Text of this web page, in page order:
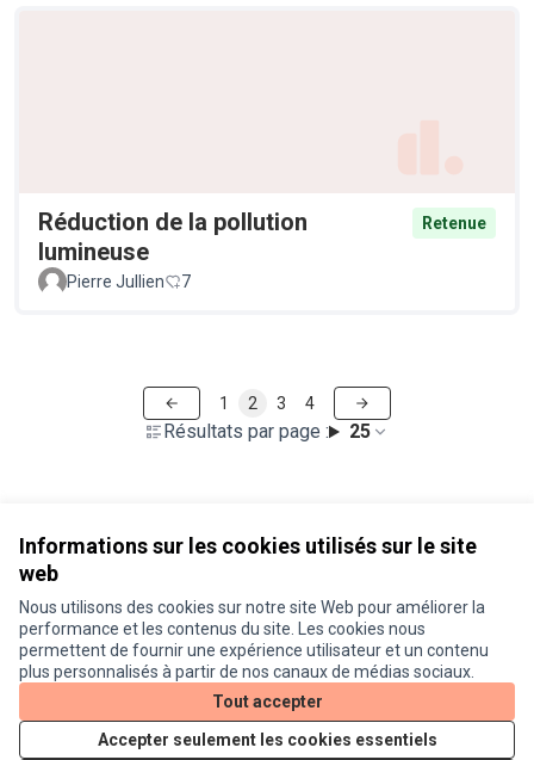
Informations sur les cookies utilisés sur le site
web
Nous utilisons des cookies sur notre site Web pour améliorer la
performance et les contenus du site. Les cookies nous
permettent de fournir une expérience utilisateur et un contenu
plus personnalisés à partir de nos canaux de médias sociaux.
Tout accepter
Accepter seulement les cookies essentiels
Réduction de la pollution
lumineuse
Retenue
Pierre Jullien 7
Résultats par page : 25
1 2 3 4
Conditions d'utilisation
Paramètres des cookies
Je participe ! sur X
(Lien externe)
Je participe ! sur Facebook
Je participe ! sur Instagram